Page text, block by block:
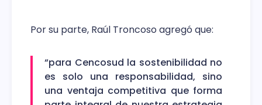
Por su parte, Raúl Troncoso agregó que:
“para Cencosud la sostenibilidad no
es solo una responsabilidad, sino
una ventaja competitiva que forma